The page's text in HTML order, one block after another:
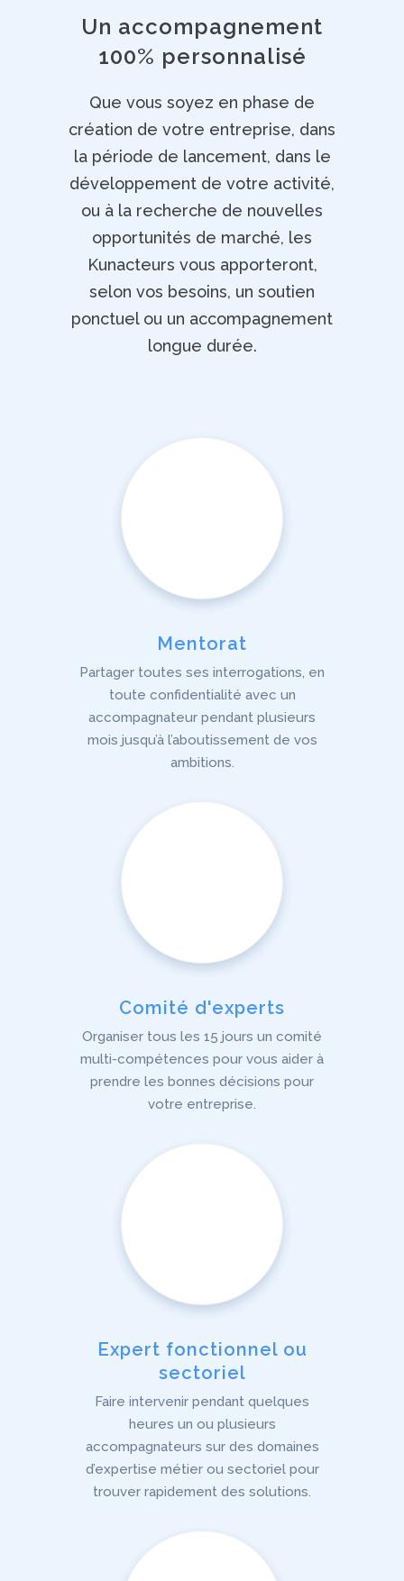
Un accompagnement
100% personnalisé
Que vous soyez en phase de
création de votre entreprise, dans
la période de lancement, dans le
développement de votre activité,
ou à la recherche de nouvelles
opportunités de marché, les
Kunacteurs vous apporteront,
selon vos besoins, un soutien
ponctuel ou un accompagnement
longue durée.
Mentorat
Partager toutes ses interrogations, en
toute confidentialité avec un
accompagnateur pendant plusieurs
mois jusqu’à l’aboutissement de vos
ambitions.
Comité d'experts
Organiser tous les 15 jours un comité
multi-compétences pour vous aider à
prendre les bonnes décisions pour
votre entreprise.
Expert fonctionnel ou
sectoriel
Faire intervenir pendant quelques
heures un ou plusieurs
accompagnateurs sur des domaines
d’expertise métier ou sectoriel pour
trouver rapidement des solutions.